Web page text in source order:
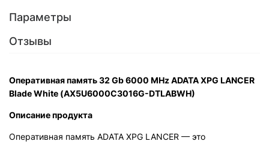
Параметры
Отзывы
Оперативная память 32 Gb 6000 MHz ADATA XPG LANCER
Blade White (AX5U6000C3016G-DTLABWH)
Описание продукта
Оперативная память ADATA XPG LANCER — это